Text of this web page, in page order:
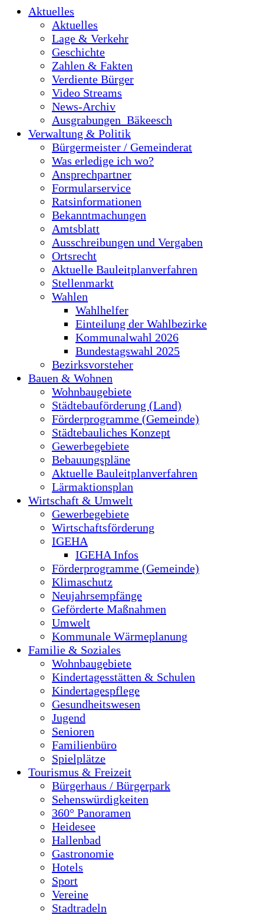
Aktuelles
Aktuelles
Lage & Verkehr
Geschichte
Zahlen & Fakten
Verdiente Bürger
Video Streams
News-Archiv
Ausgrabungen_Bäkeesch
Verwaltung & Politik
Bürgermeister / Gemeinderat
Was erledige ich wo?
Ansprechpartner
Formularservice
Ratsinformationen
Bekanntmachungen
Amtsblatt
Ausschreibungen und Vergaben
Ortsrecht
Aktuelle Bauleitplanverfahren
Stellenmarkt
Wahlen
Wahlhelfer
Einteilung der Wahlbezirke
Kommunalwahl 2026
Bundestagswahl 2025
Bezirksvorsteher
Bauen & Wohnen
Wohnbaugebiete
Städtebauförderung (Land)
Förderprogramme (Gemeinde)
Städtebauliches Konzept
Gewerbegebiete
Bebauungspläne
Aktuelle Bauleitplanverfahren
Lärmaktionsplan
Wirtschaft & Umwelt
Gewerbegebiete
Wirtschaftsförderung
IGEHA
IGEHA Infos
Förderprogramme (Gemeinde)
Klimaschutz
Neujahrsempfänge
Geförderte Maßnahmen
Umwelt
Kommunale Wärmeplanung
Familie & Soziales
Wohnbaugebiete
Kindertagesstätten & Schulen
Kindertagespflege
Gesundheitswesen
Jugend
Senioren
Familienbüro
Spielplätze
Tourismus & Freizeit
Bürgerhaus / Bürgerpark
Sehenswürdigkeiten
360° Panoramen
Heidesee
Hallenbad
Gastronomie
Hotels
Sport
Vereine
Stadtradeln